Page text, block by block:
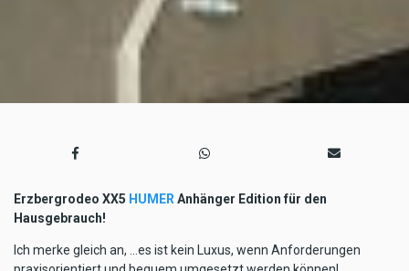
Erzbergrodeo XX5 HUMER Anhänger Edition für den
Hausgebrauch!
Ich merke gleich an, …es ist kein Luxus, wenn Anforderungen